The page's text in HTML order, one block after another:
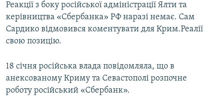
Реакції з боку російської адміністрації Ялти та
керівництва «Сбербанка» РФ наразі немає. Сам
Сардико відмовився коментувати для Крим.Реалії
свою позицію.
18 січня російська влада повідомляла, що в
анексованому Криму та Севастополі розпочне
роботу російський «Сбербанк».